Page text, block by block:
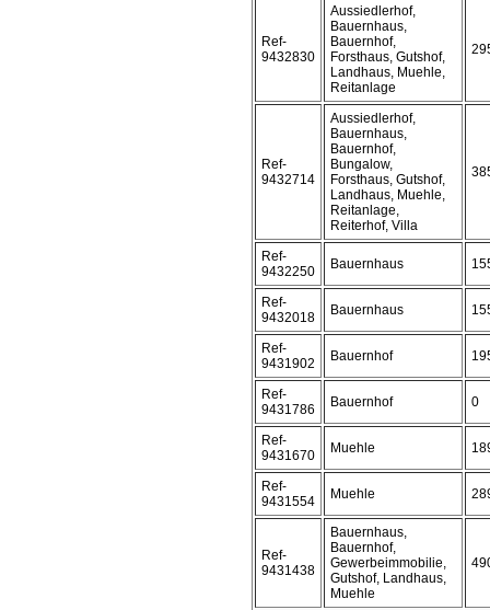
Ref-
9432830
Aussiedlerhof,
Bauernhaus,
Bauernhof,
Forsthaus, Gutshof,
Landhaus, Muehle,
Reitanlage
Ref-
9432714
Aussiedlerhof,
Bauernhaus,
Bauernhof,
Bungalow,
Forsthaus, Gutshof,
Landhaus, Muehle,
Reitanlage,
Reiterhof, Villa
Ref-
9432250
Bauernhaus
Ref-
9432018
Bauernhaus
Ref-
9431902
Bauernhof
Ref-
9431786
Bauernhof 0
Ref-
9431670
Muehle
Ref-
9431554
Muehle
Ref-
9431438
Bauernhaus,
Bauernhof,
Gewerbeimmobilie,
Gutshof, Landhaus,
Muehle